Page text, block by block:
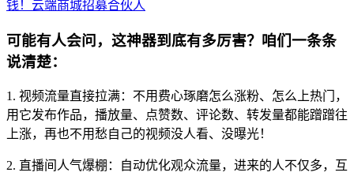
可能有人会问，这神器到底有多厉害？咱们一条条
说清楚：
1. 视频流量直接拉满：不用费心琢磨怎么涨粉、怎么上热门，
用它发布作品，播放量、点赞数、评论数、转发量都能蹭蹭往
上涨，再也不用愁自己的视频没人看、没曝光！
2. 直播间人气爆棚：自动优化观众流量，进来的人不仅多，互